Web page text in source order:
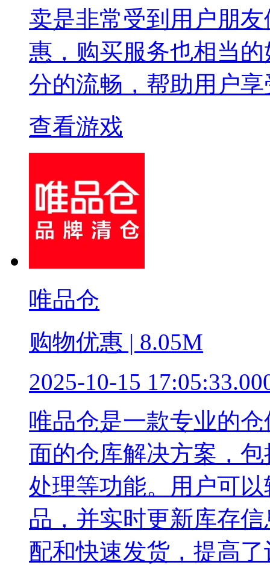
卖是非常受到用户朋
惠，购买服务也相当
分的流畅，帮助用户
查看游戏
唯品仓
购物优惠 | 8.05M
2025-10-15
唯品仓是一款专业的
面的仓库解决方案，
处理等功能。用户可
品，并实时更新库存
配和快速发货，提高